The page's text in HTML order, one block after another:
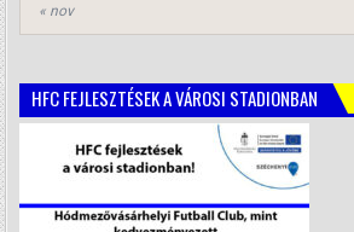
« nov
HFC FEJLESZTÉSEK A VÁROSI STADIONBAN